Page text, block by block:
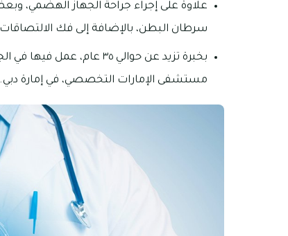
علاوة على إجراء جراحة الجهاز الهضمي،
سرطان البطن، بالإضافة إلى فك
بخبرة تزيد عن حوالي ٣٥
مستشفى الإمارات التخصصي، في إمارة دبي.